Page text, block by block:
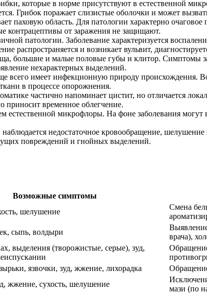
которые в норме присутствуют в естественной
Грибок поражает слизистые оболочки и может
паховую область. Для патологии характерно
контрацептивы от заражения не защищают.
патологии. Заболевание характеризуется
распространяется и возникает вульвит,
большие и малые половые губы и клитор. Симптомы
нехарактерных выделений.
всего имеет инфекционную природу происхождения.
в процессе опорожнения.
частично напоминает цистит, но отличается
временное облегчение.
естественной микрофлоры. На фоне заболевания
недостаточное кровообращение,
повреждений и гнойных выделений.
Возможные симптомы
шелушение
Смена
сыпь, волдыри
врача),
выделения (творожистые, серые), зуд,
язвочки, зуд, жжение, лихорадка
жжение, сухость, шелушение
мази (по